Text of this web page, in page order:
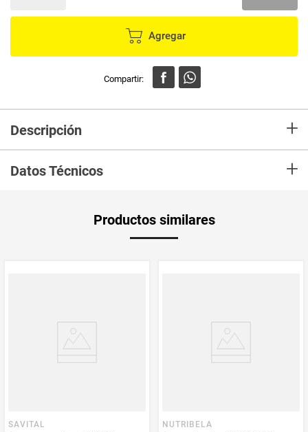
Agregar
Descripción +
Datos Técnicos +
PUM - Unidad
de Medida
Productos similares
SAVITAL NUTRIBELA